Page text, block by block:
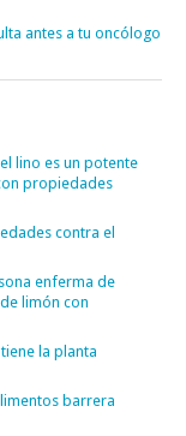
antes a tu oncólogo
lino es un potente
propiedades
contra el
enferma de
limón con
la planta
barrera